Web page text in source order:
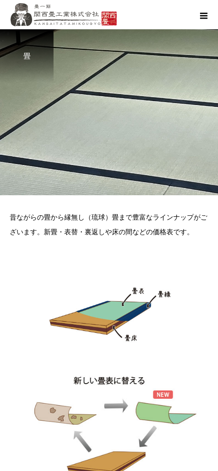
畳
昔ながらの畳から縁無し（琉球）畳まで豊富なラインナップがご
ざいます。新畳・表替・裏返しや床の間などの価格表です。